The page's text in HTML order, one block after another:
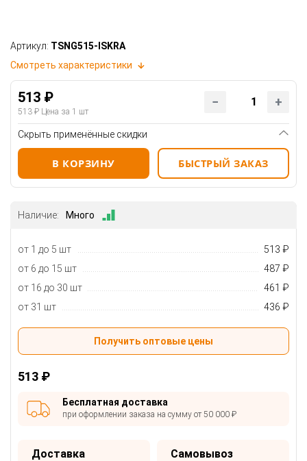
Артикул: TSNG515-ISKRA
Смотреть характеристики
513 ₽
513 ₽ Цена за 1 шт
Скрыть применённые скидки
В КОРЗИНУ БЫСТРЫЙ ЗАКАЗ
Наличие: Много
от 1 до 5 шт
513 ₽
от 6 до 15 шт
487 ₽
от 16 до 30 шт
461 ₽
от 31 шт
436 ₽
Получить оптовые цены
513 ₽
Бесплатная доставка
при оформлении заказа на сумму от 50 000 ₽
Доставка Самовывоз